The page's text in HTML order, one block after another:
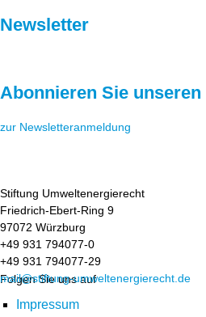
Newsletter
Abonnieren Sie
zur Newsletteranmeldung
Stiftung Umweltenergierecht
Friedrich-Ebert-Ring 9
97072 Würzburg
+49 931 794077-0
+49 931 794077-29
mail@stiftung-umweltenergierecht.de
Folgen Sie uns auf
Impressum